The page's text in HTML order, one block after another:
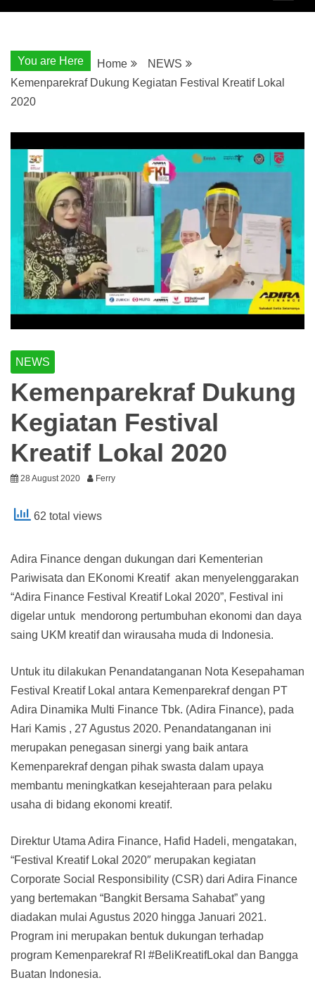
You are Here Home
NEWS
Kemenparekraf Dukung Kegiatan Festival Kreatif Lokal
2020
NEWS
Kemenparekraf Dukung
Kegiatan Festival
Kreatif Lokal 2020
28 August 2020 Ferry
62 total views
Adira Finance dengan dukungan dari Kementerian
Pariwisata dan EKonomi Kreatif akan menyelenggarakan
“Adira Finance Festival Kreatif Lokal 2020”, Festival ini
digelar untuk mendorong pertumbuhan ekonomi dan daya
saing UKM kreatif dan wirausaha muda di Indonesia.
Untuk itu dilakukan Penandatanganan Nota Kesepahaman
Festival Kreatif Lokal antara Kemenparekraf dengan PT
Adira Dinamika Multi Finance Tbk. (Adira Finance), pada
Hari Kamis , 27 Agustus 2020. Penandatanganan ini
merupakan penegasan sinergi yang baik antara
Kemenparekraf dengan pihak swasta dalam upaya
membantu meningkatkan kesejahteraan para pelaku
usaha di bidang ekonomi kreatif.
Direktur Utama Adira Finance, Hafid Hadeli, mengatakan,
“Festival Kreatif Lokal 2020″ merupakan kegiatan
Corporate Social Responsibility (CSR) dari Adira Finance
yang bertemakan “Bangkit Bersama Sahabat” yang
diadakan mulai Agustus 2020 hingga Januari 2021.
Program ini merupakan bentuk dukungan terhadap
program Kemenparekraf RI #BeliKreatifLokal dan Bangga
Buatan Indonesia.